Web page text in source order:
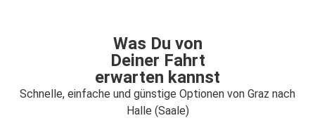
Was Du von
Deiner Fahrt
erwarten kannst
Schnelle, einfache und günstige Optionen von Graz nach
Halle (Saale)